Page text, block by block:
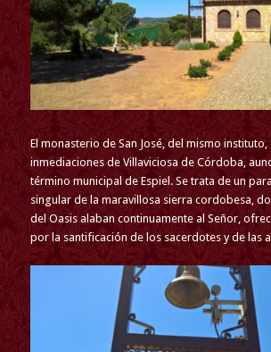
El monasterio de San José, del mismo instituto,
inmediaciones de Villaviciosa de Córdoba,
término municipal de Espiel. Se trata de un
singular de la maravillosa sierra cordobesa,
del Oasis alaban continuamente al Señor,
por la santificación de los sacerdotes y de las